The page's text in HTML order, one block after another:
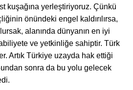
kuşağına yerleştiriyoruz. Çünkü
önündeki engel kaldırılırsa,
alanında dünyanın en iyi
ve yetkinliğe sahiptir. Türk
Artık Türkiye uzayda hak ettiği
sonra da bu yolu gelecek